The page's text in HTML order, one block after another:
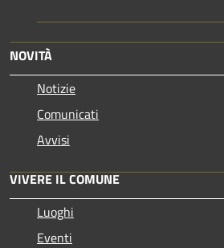
NOVITÀ
Notizie
Comunicati
Avvisi
VIVERE IL COMUNE
Luoghi
Eventi